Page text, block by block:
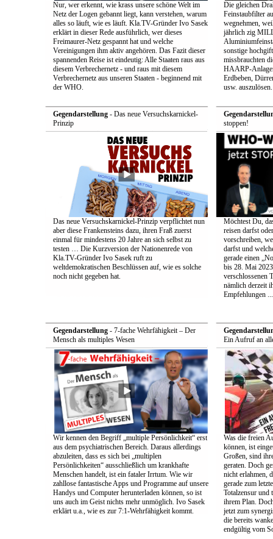
Nur, wer erkennt, wie krass unsere schöne Welt im
Netz der Logen gebannt liegt, kann verstehen, warum
alles so läuft, wie es läuft. Kla.TV-Gründer Ivo Sasek
erklärt in dieser Rede ausführlich, wer dieses
Freimaurer-Netz gespannt hat und welche
Vereinigungen ihm aktiv angehören. Das Fazit dieser
spannenden Reise ist eindeutig: Alle Staaten raus aus
diesem Verbrechernetz - und raus mit diesem
Verbrechernetz aus unseren Staaten - beginnend mit
der WHO.
Die gleichen
Feinstaubfilter
wegnehmen,
jährlich zig
sonstige
missbrauchten
HAARP-
Erdbeben,
usw. auszulösen.
Gegendarstellung- Das neue Versuchskarnickel-
Prinzip
Das neue Versuchskarnickel-Prinzip verpflichtet nun
aber diese Frankensteins dazu, ihren Fraß zuerst
einmal für mindestens 20 Jahre an sich selbst zu
testen … Die Kurzversion der Nationenrede von
Kla.TV-Gründer Ivo Sasek ruft zu
weltdemokratischen Beschlüssen auf, wie es solche
noch nicht gegeben hat.
stoppen!
Möchtest Du,
reisen darfst
vorschreiben,
darfst und
gerade einen
bis 28. Mai
verschlossenen
nämlich derzeit
Empfehlungen ...
Gegendarstellung- 7-fache Wehrfähigkeit – Der
Mensch als multiples Wesen
Wir kennen den Begriff „multiple Persönlichkeit“ erst
aus dem psychiatrischen Bereich. Daraus allerdings
abzuleiten, dass es sich bei „multiplen
Persönlichkeiten“ ausschließlich um krankhafte
Menschen handelt, ist ein fataler Irrtum. Wie wir
zahllose fantastische Apps und Programme auf unsere
Handys und Computer herunterladen können, so ist
uns auch im Geist nichts mehr unmöglich. Ivo Sasek
erklärt u.a., wie es zur 7:1-Wehrfähigkeit kommt.
Ein Aufruf an
Was die freien
können, ist
Großen, sind
geraten. Doch
nicht erlahmen,
gerade zum
Totalzensur und
ihrem Plan.
jetzt zum
die bereits
endgültig vom